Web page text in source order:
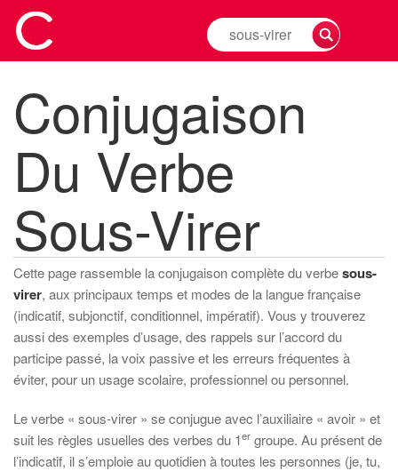
Rechercher
la
d'un
verbe
Conjugaison
Du Verbe
Sous-Virer
Cette page rassemble la conjugaison complète du verbesous-
virer, aux principaux temps et modes de la langue française
(indicatif, subjonctif, conditionnel, impératif). Vous y trouverez
aussi des exemples d’usage, des rappels sur l’accord du
participe passé, la voix passive et les erreurs fréquentes à
éviter, pour un usage scolaire, professionnel ou personnel.
Le verbe « sous-virer » se conjugue avec l’auxiliaire « avoir » et
suit les règles usuelles des verbes du 1er groupe. Au présent de
l’indicatif, il s’emploie au quotidien à toutes les personnes (je, tu,